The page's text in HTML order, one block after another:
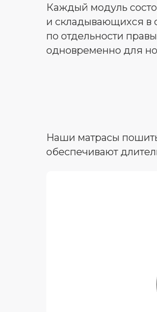
Каждый модуль
и складывающихся в
по отдельности
одновременно для
Наши матрасы
обеспечивают